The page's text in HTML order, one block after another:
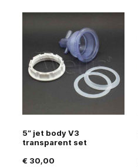
5″ jet body V3
transparent set
€ 30,00